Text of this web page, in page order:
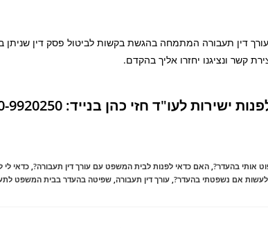
לעו"ד חזי כהן בנייד: 050-9920250
אותי בהעדר?, האם כדאי לפנות לבית המשפט עם עורך דין תעבורה?, כדאי לי
לעשות אם נשפטתי בהעדר?, עורך דין תעבורה, שפיטה בהעדר בבית המשפט